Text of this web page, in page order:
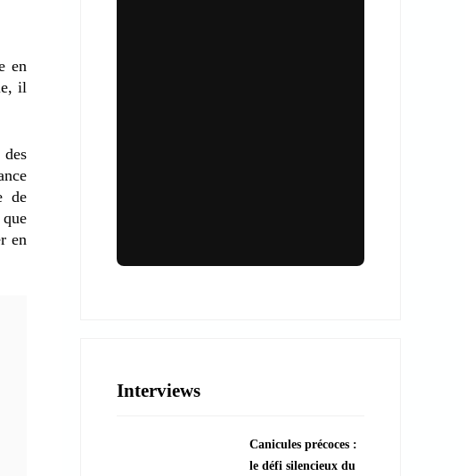
en
il
des
de
en
???? Explorer les animations
Interviews
Canicules précoces :
le défi silencieux du